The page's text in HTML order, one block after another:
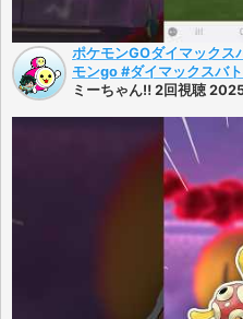
ポケモンGOダイマックス
モンgo #ダイマックスバ
ミーちゃん‼️ 2回視聴